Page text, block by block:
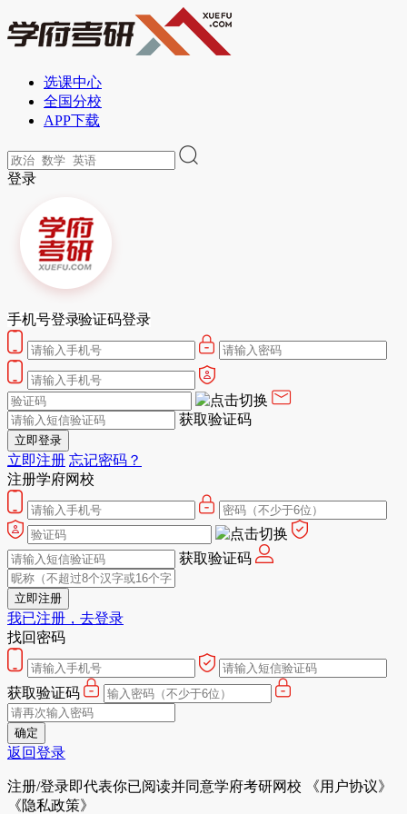
选课中心
全国分校
APP下载
登录
手机号登录验证码登录
获取验证码
立即登录
立即注册 忘记密码？
注册学府网校
获取验证码
立即注册
我已注册，去登录
找回密码
获取验证码
确定
返回登录
注册/登录即代表你已阅读并同意学府考研网校
《用户协议》
《隐私政策》